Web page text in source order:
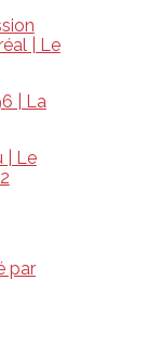
| Le
| La
| Le
par